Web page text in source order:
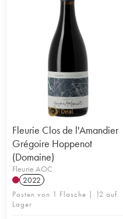
Fleurie Clos de l'Amandier
Grégoire Hoppenot
(Domaine)
Fleurie AOC
2022
Posten von 1 Flasche | 12 auf
Lager